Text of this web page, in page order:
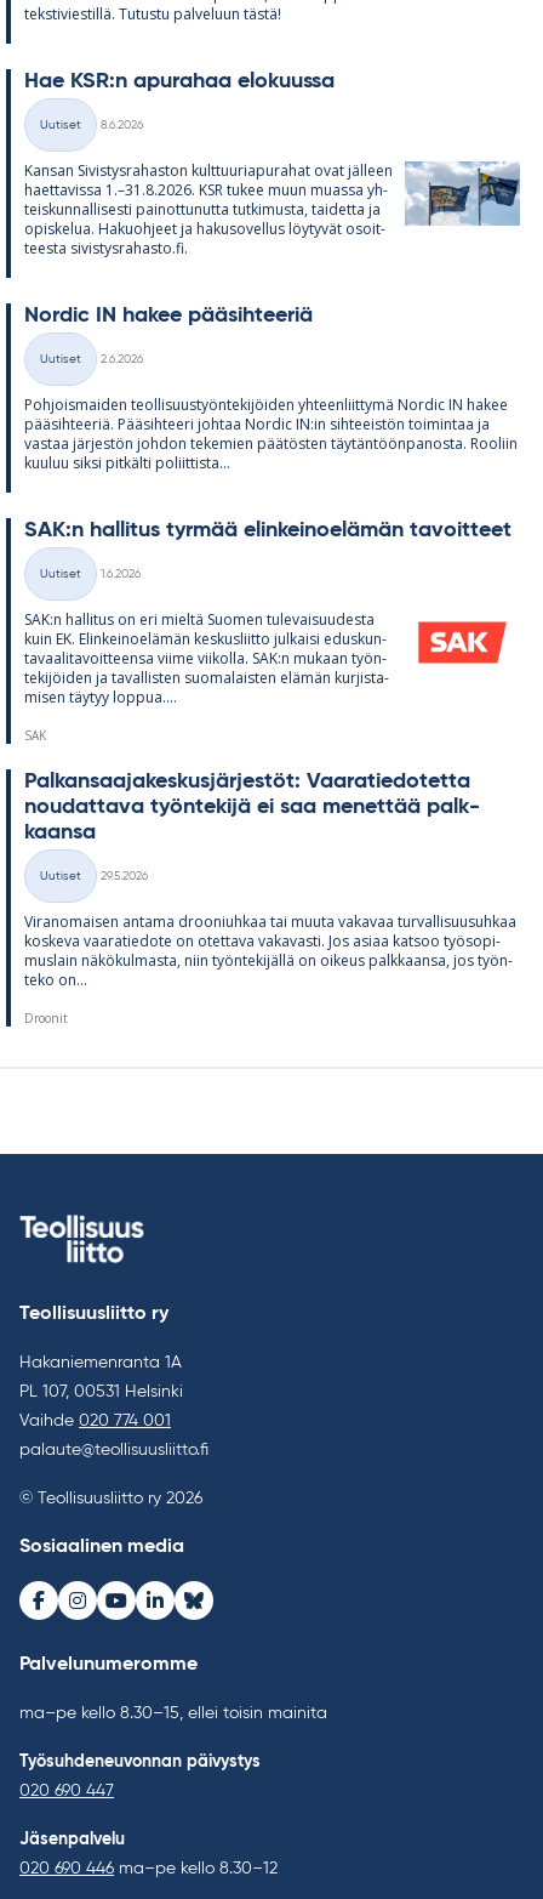
teks­ti­vies­tillä. Tu­tustu pal­ve­luun tästä!
Hae KSR:n apu­ra­haa elo­kuussa
Kategoriat
Uutiset
8.6.2026
Kan­san Si­vis­tys­ra­has­ton kult­tuu­ria­pu­ra­hat ovat jäl­leen
haet­ta­vissa 1.–31.8.2026. KSR tu­kee muun muassa yh­
teis­kun­nal­li­sesti pai­not­tu­nutta tut­ki­musta, tai­detta ja
opis­ke­lua. Ha­kuoh­jeet ja ha­kuso­vel­lus löy­ty­vät osoit­
teesta si­vis­tys­ra­hasto.fi.
Nor­dic IN ha­kee pää­sih­tee­riä
Kategoriat
Uutiset
2.6.2026
Poh­jois­mai­den teol­li­suus­työn­te­ki­jöi­den yh­teen­liit­tymä Nor­dic IN ha­kee
pää­sih­tee­riä. Pää­sih­teeri joh­taa Nor­dic IN:in sih­tee­is­tön toi­min­taa ja
vas­taa jär­jes­tön joh­don te­ke­mien pää­tös­ten täy­tän­töön­pa­nosta. Roo­liin
kuu­luu siksi pit­kälti po­liit­tista...
SAK:n hal­li­tus tyr­mää elin­kei­noe­lä­män ta­voit­teet
Kategoriat
Uutiset
1.6.2026
SAK:n hal­li­tus on eri mieltä Suo­men tu­le­vai­suu­desta
kuin EK. Elin­kei­noe­lä­män kes­kus­liitto jul­kaisi edus­kun­
ta­vaa­li­ta­voit­teensa viime vii­kolla. SAK:n mu­kaan työn­
te­ki­jöi­den ja ta­val­lis­ten suo­ma­lais­ten elä­män kur­jis­ta­
mi­sen täy­tyy lop­pua....
SAK
Pal­kan­saa­ja­kes­kus­jär­jes­töt: Vaa­ra­tie­do­tetta
nou­dat­tava työn­te­kijä ei saa me­net­tää palk­
kaansa
Kategoriat
Uutiset
29.5.2026
Vi­ran­omai­sen an­tama droo­niuh­kaa tai muuta va­ka­vaa tur­val­li­suusuh­kaa
kos­keva vaa­ra­tie­dote on otet­tava va­ka­vasti. Jos asiaa kat­soo työ­so­pi­
mus­lain nä­kö­kul­masta, niin työn­te­ki­jällä on oi­keus palk­kaansa, jos työn­
teko on...
Droonit
Teollisuusliitto ry
Hakaniemenranta 1A
PL 107, 00531 Helsinki
Vaihde 020 774 001
palaute@teollisuusliitto.fi
© Teollisuusliitto ry 2026
Sosiaalinen media
Facebook
Instagram
Youtube
LinkedInBluesky
Palvelunumeromme
ma–pe kello 8.30–15, ellei toisin mainita
Työsuhdeneuvonnan päivystys
020 690 447
Jäsenpalvelu
020 690 446 ma–pe kello 8.30–12